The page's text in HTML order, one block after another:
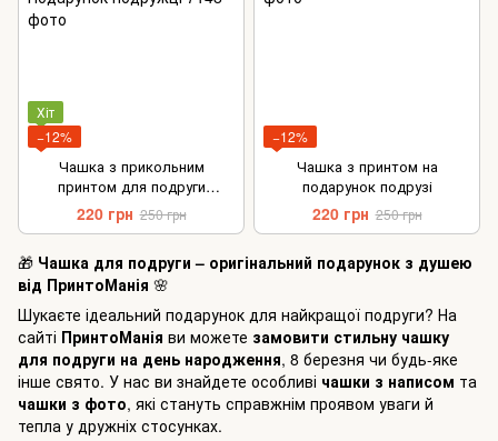
Хіт
−12%
Чашка з прикольним
принтом для подруги
Подарунок подружці
220 грн 250 грн
−12%
Чашка з принтом на
подарунок подрузі
220 грн 250 грн
🎁 Чашка для подруги – оригінальний подарунок з душею
від ПринтоМанія 🌸
Шукаєте ідеальний подарунок для найкращої подруги? На
сайті ПринтоМанія ви можете замовити стильну чашку
для подруги на день народження, 8 березня чи будь-яке
інше свято. У нас ви знайдете особливі чашки з написом та
чашки з фото, які стануть справжнім проявом уваги й
тепла у дружніх стосунках.